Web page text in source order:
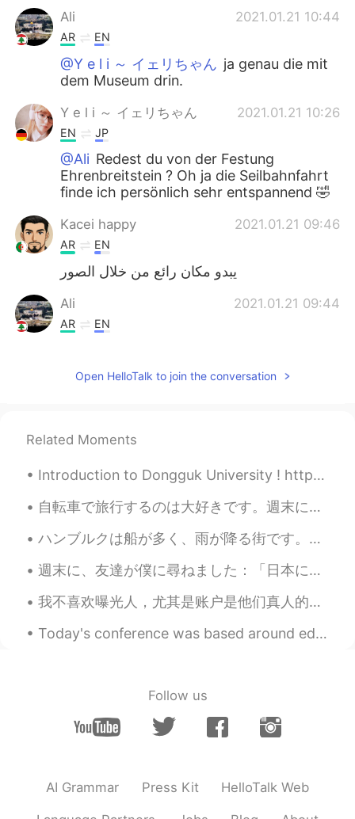
Ali 2021.01.21 10:44
AR EN
@Y e l i ～ イェリちゃん ja genau die mit
dem Museum drin.
Y e l i ～ イェリちゃん 2021.01.21 10:26
EN JP
@Ali Redest du von der Festung
Ehrenbreitstein ? Oh ja die Seilbahnfahrt
finde ich persönlich sehr entspannend 🤣
Kacei happy 2021.01.21 09:46
AR EN
يبدو مكان رائع من خلال الصور
Ali 2021.01.21 09:44
AR EN
Ich war mal dort. Die Innenstadt an sich
Open HelloTalk to join the conversation
Related Moments
Introduction to Dongguk University ! https://m.youtube.com/watch?v=YN8abFzNyM4&feature=share C...
自転車で旅行するのは大好きです。週末にはドイツの北を旅行しました。森にテントで寝ました。夜中に森で蛍がたくさん見えました。9月に蛍を見えるのは珍しいと思います。😊😊😊今から毎日寒くなって来ていま...
ハンブルクは船が多く、雨が降る街です。サイクリングをする時、大きな船が港に入るのが見えます。エアバス工場も近いです。昨日偶然的エアバスA380の着陸を見ました！とてもびっくりしました。😂飛行機が...
週末に、友達が僕に尋ねました：「日本に住む予定があるの?」 僕は答えました：「本当にそうじゃない、なぜ尋ねる?」 「セバスチャンは日本語がかなり上手なので。ドイツに帰るの予定あれば、一生懸命日本...
我不喜欢曝光人，尤其是账户是他们真人的话，但我每一次看一个人在别人的动态下写"I can teach you English"我有一些疑问。他们是想要还是误导人? 他们是不是想要找下一个受害者？...
Today's conference was based around education and how we can see education from different perspec...
Follow us
AI Grammar Press Kit HelloTalk Web